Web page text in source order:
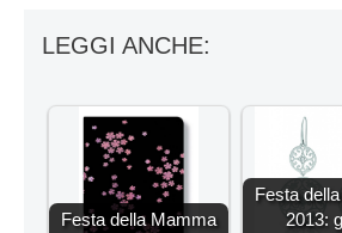
LEGGI ANCHE:
Festa della Mamma
Festa
2013: